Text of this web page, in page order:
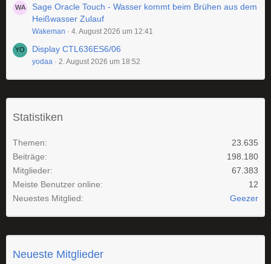
Sage Oracle Touch - Wasser kommt beim Brühen aus dem
Heißwasser Zulauf
Wakeman 4. August 2026 um 12:41
Display CTL636ES6/06
yodaa 2. August 2026 um 18:52
Statistiken
Themen
23.635
Beiträge
198.180
Mitglieder
67.383
Meiste Benutzer online
12
Neuestes Mitglied
Geezer
Neueste Mitglieder